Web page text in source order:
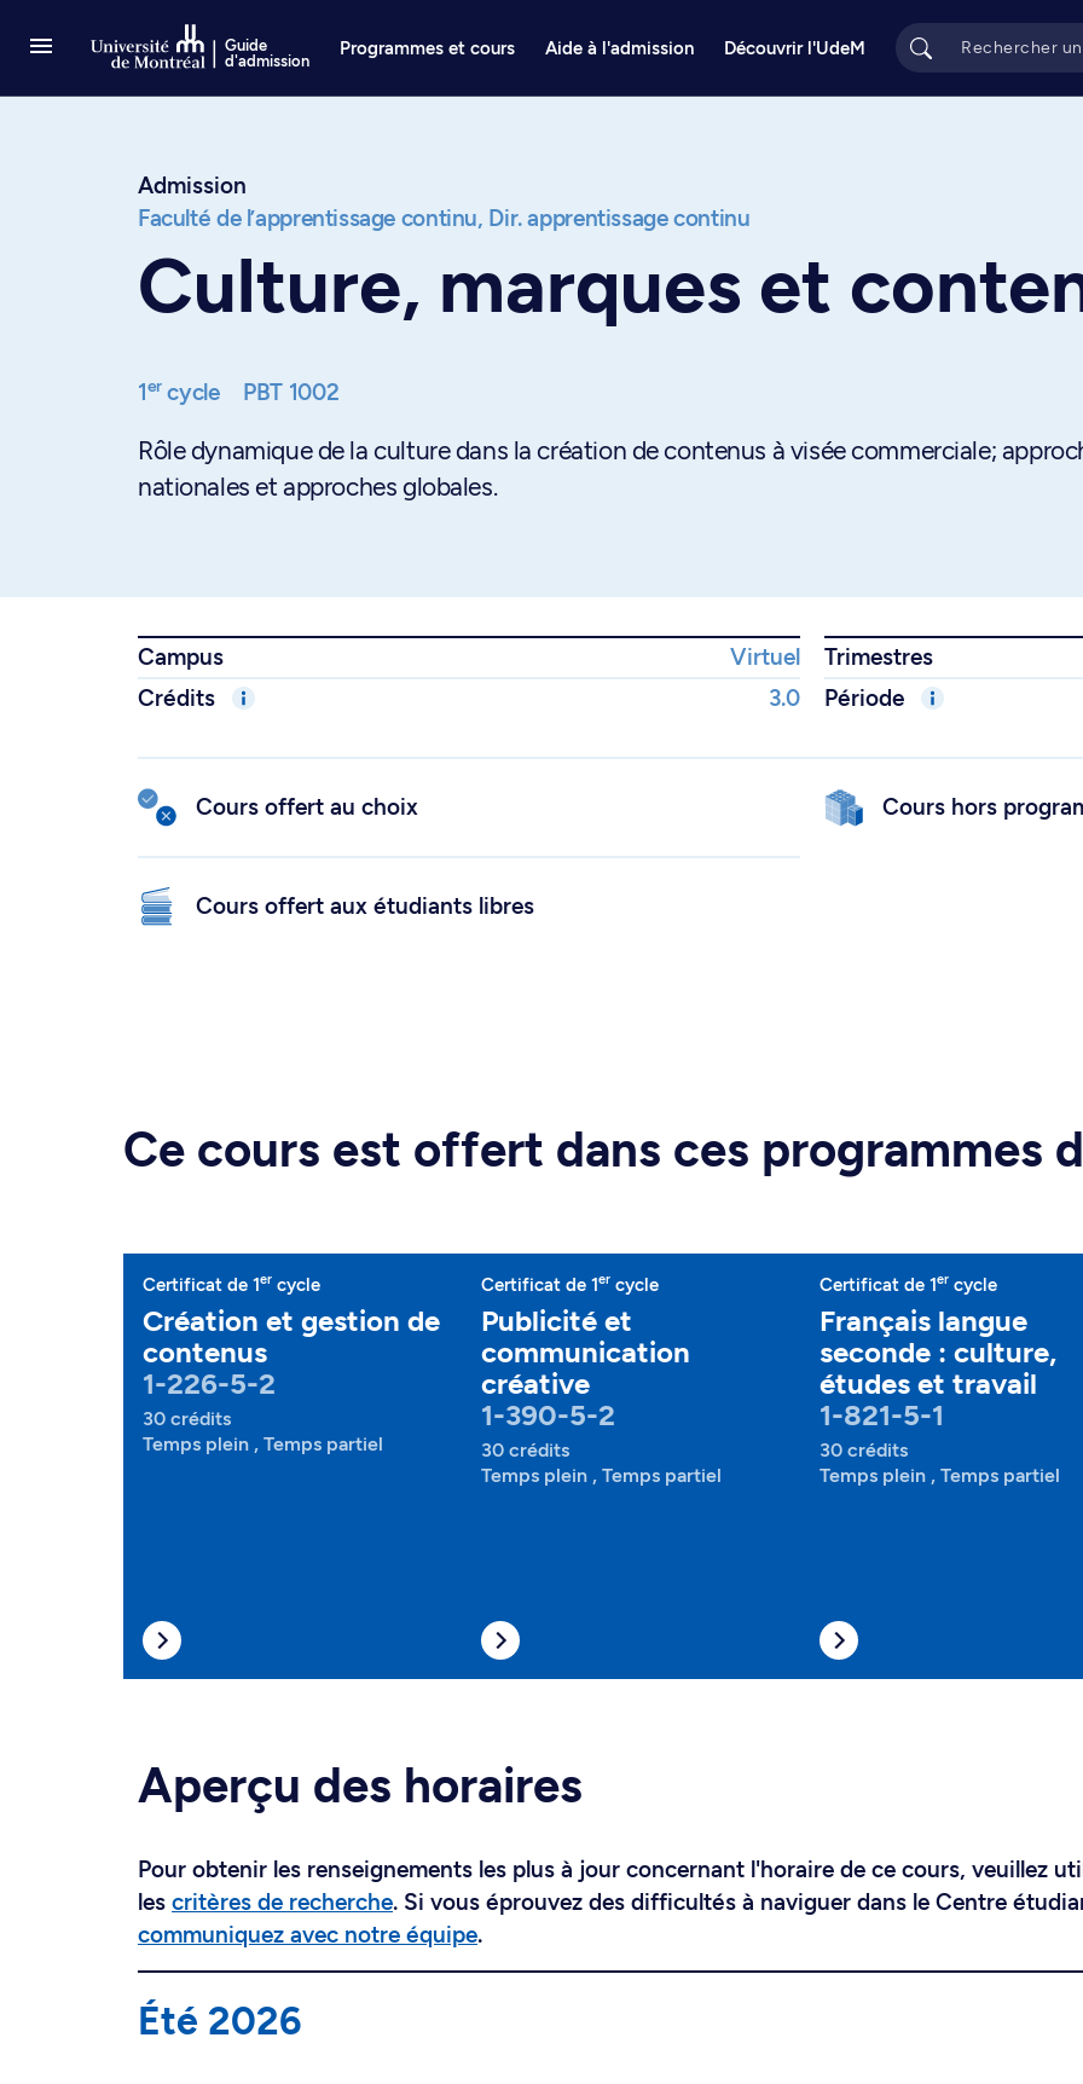
Guide
d'admission
Programmes et cours Aide à l'admission Découvrir l'UdeM
Admission
Faculté de l’apprentissage continu, Dir. apprentissage continu
Culture, marques et
1ercycle PBT 1002
Rôle dynamique de la culture dans la création de contenus à visée commerciale;
nationales et approches globales.
Campus Virtuel Trimestres
Crédits
3.0 Période
Cours offert au choix Cours hors
Cours offert aux étudiants libres
Ce cours est offert dans ces programmes
Certificat de 1er cycle
Création et gestion de
contenus
1-226-5-2
30 crédits
Temps plein , Temps partiel
Certificat de 1er cycle
Publicité et
communication
créative
1-390-5-2
30 crédits
Temps plein , Temps partiel
Certificat de 1er cycle
Français langue
seconde : culture,
études et travail
1-821-5-1
30 crédits
Temps plein , Temps partiel
Aperçu des horaires
Pour obtenir les renseignements les plus à jour concernant l'horaire de ce cours, veuillez
les critères de recherche. Si vous éprouvez des difficultés à naviguer dans le Centre
communiquez avec notre équipe.
Été 2026